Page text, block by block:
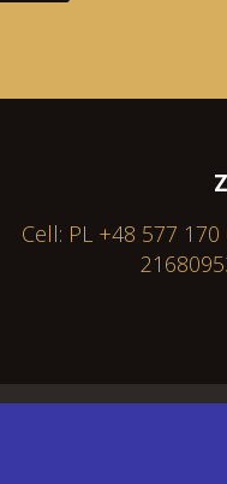
Cell: PL +48 577